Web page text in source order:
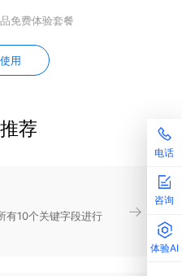
免费体验套餐
用
荐
有10个关键字段进行
电话
咨询
体验AI